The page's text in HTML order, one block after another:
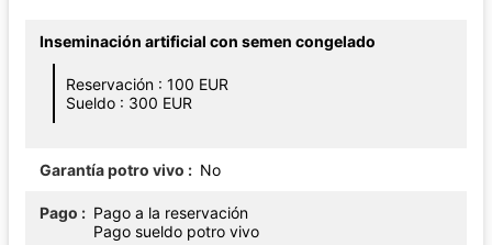
Inseminación artificial con semen congelado
Reservación : 100 EUR
Sueldo : 300 EUR
Garantía potro vivo No
Pago
Pago a la reservación
Pago sueldo potro vivo